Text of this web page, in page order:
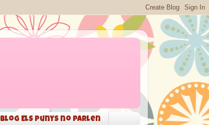
Blog Els punys no parlen